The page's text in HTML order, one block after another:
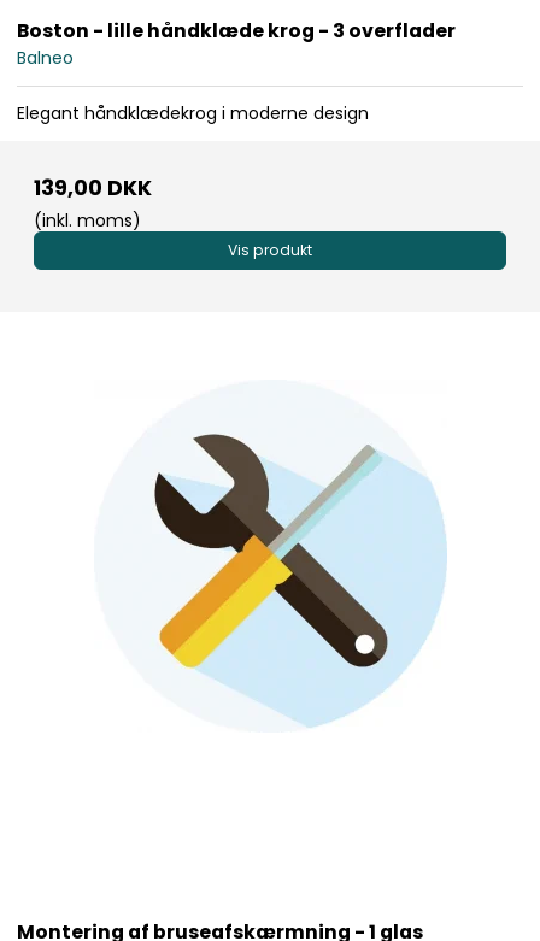
Boston - lille håndklæde krog - 3 overflader
Balneo
Elegant håndklædekrog i moderne design
139,00 DKK
(inkl. moms)
Vis produkt
Montering af bruseafskærmning - 1 glas